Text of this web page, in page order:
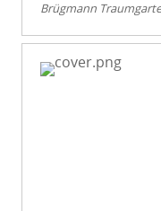
Brügmann